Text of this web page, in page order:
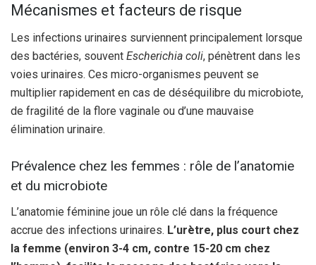
Mécanismes et facteurs de risque
Les infections urinaires surviennent principalement lorsque
des bactéries, souvent Escherichia coli, pénètrent dans les
voies urinaires. Ces micro-organismes peuvent se
multiplier rapidement en cas de déséquilibre du microbiote,
de fragilité de la flore vaginale ou d’une mauvaise
élimination urinaire.
Prévalence chez les femmes : rôle de l’anatomie
et du microbiote
L’anatomie féminine joue un rôle clé dans la fréquence
accrue des infections urinaires. L’urètre, plus court chez
la femme (environ 3-4 cm, contre 15-20 cm chez